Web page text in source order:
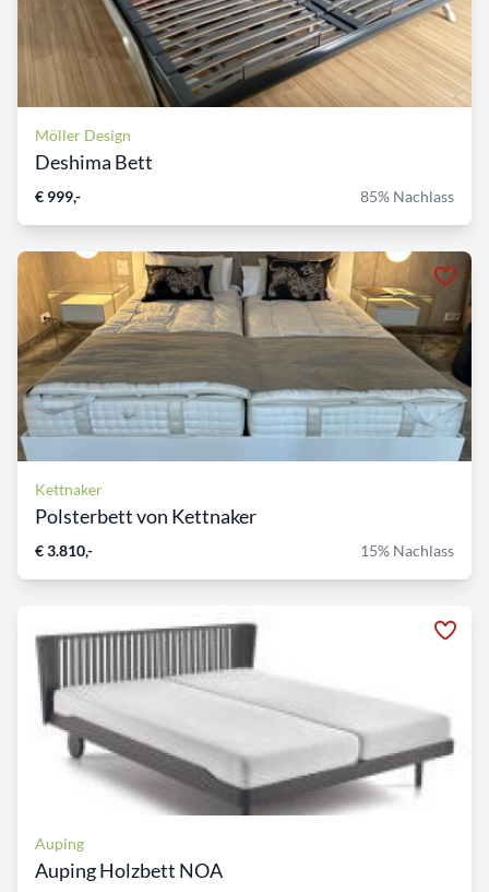
Möller Design
Deshima Bett
€ 999,- 85% Nachlass
Kettnaker
Polsterbett von Kettnaker
€ 3.810,- 15% Nachlass
Auping
Auping Holzbett NOA